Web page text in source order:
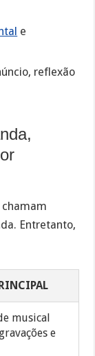
e
reflexão
Entretanto,
musical
e